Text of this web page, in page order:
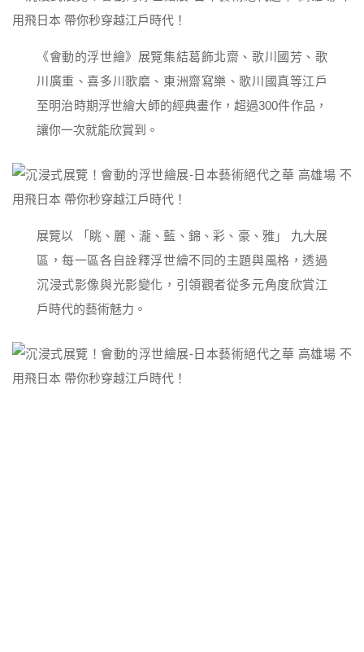
《會動的浮世繪》展覽集結葛飾北齋、歌川國芳、歌
川廣重、喜多川歌磨、東洲齋寫樂、歌川國真等江戶
至明治時期浮世繪大師的經典畫作，超過300件作品，
讓你一次就能欣賞到。
展覽以 「眺、麗、瀧、藍、錦、彩、豪、雅」 九大展
區，每一區各自詮釋浮世繪不同的主題與風格，透過
沉浸式影像與光影變化，引領觀者從多元角度欣賞江
戶時代的藝術魅力。